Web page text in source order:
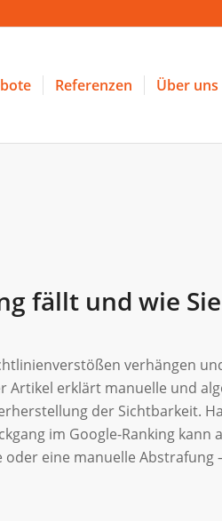
Referenzen Über uns
fällt und wie
verhängen
Artikel erklärt manuelle und
der Sichtbarkeit.
im Google-Ranking kann
eine manuelle Abstrafung